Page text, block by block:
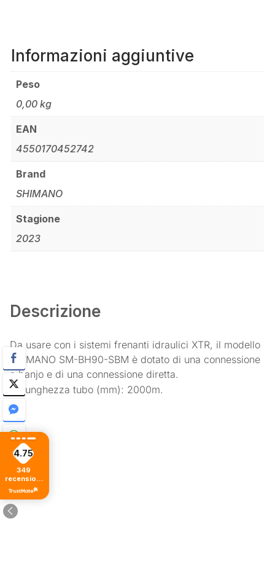
Informazioni aggiuntive
Peso
0,00 kg
EAN
4550170452742
Brand
SHIMANO
Stagione
2023
Descrizione
Da usare con i sistemi frenanti idraulici XTR, il modello
SHIMANO SM-BH90-SBM è dotato di una connessione
a banjo e di una connessione diretta.
Lunghezza tubo (mm): 2000m.
4.75
349
recensioni
di tutti i
tempi